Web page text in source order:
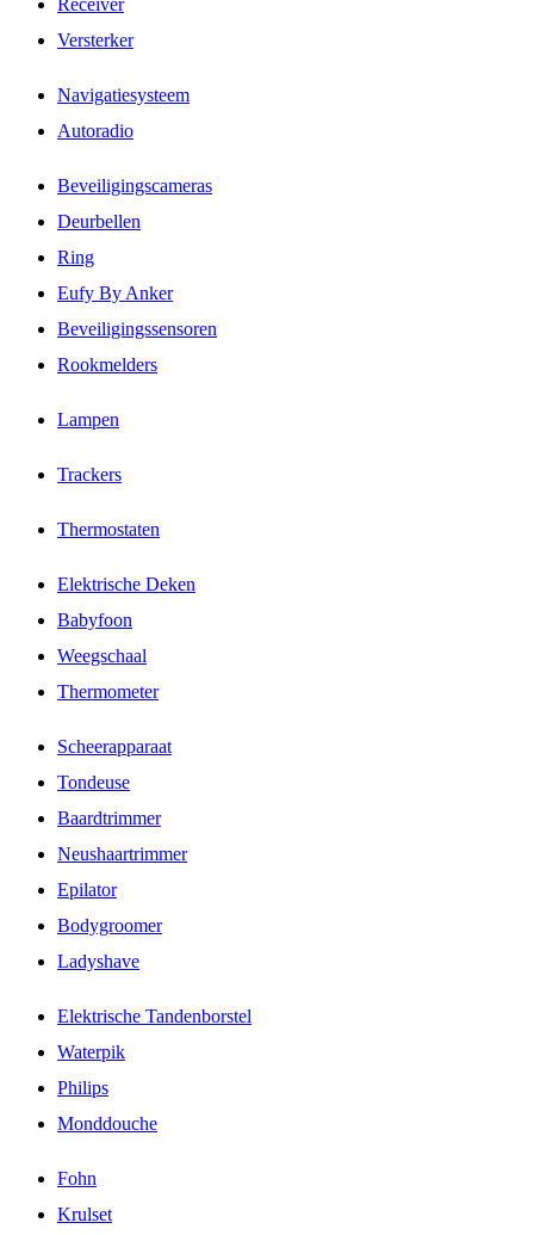
Receiver
Versterker
Navigatiesysteem
Autoradio
Beveiligingscameras
Deurbellen
Ring
Eufy By Anker
Beveiligingssensoren
Rookmelders
Lampen
Trackers
Thermostaten
Elektrische Deken
Babyfoon
Weegschaal
Thermometer
Scheerapparaat
Tondeuse
Baardtrimmer
Neushaartrimmer
Epilator
Bodygroomer
Ladyshave
Elektrische Tandenborstel
Waterpik
Philips
Monddouche
Fohn
Krulset